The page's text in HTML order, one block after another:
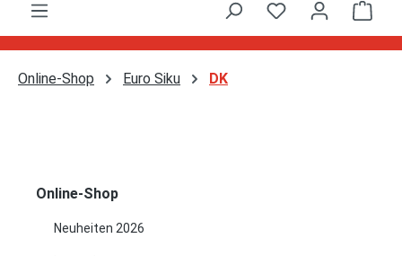
Online-Shop Euro Siku DK
Online-Shop
Neuheiten 2026